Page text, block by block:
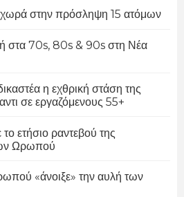
στην πρόσληψη 15 ατόμων
στα 70s, 80s & 90s στη Νέα
η εχθρική στάση της
σε εργαζόμενους 55+
ετήσιο ραντεβού της
Ωρωπού
«άνοιξε» την αυλή των